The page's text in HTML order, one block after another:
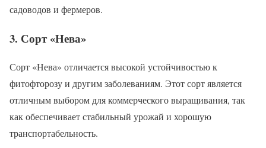
садоводов и фермеров.
3. Сорт «Нева»
Сорт «Нева» отличается высокой устойчивостью к
фитофторозу и другим заболеваниям. Этот сорт является
отличным выбором для коммерческого выращивания, так
как обеспечивает стабильный урожай и хорошую
транспортабельность.